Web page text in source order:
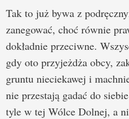
Tak to już bywa z
zanegować, choć równie
dokładnie przeciwne.
gdy oto przyjeżdża obcy,
gruntu nieciekawej i
nie przestają gadać do
tyle w tej Wólce Dolnej, a